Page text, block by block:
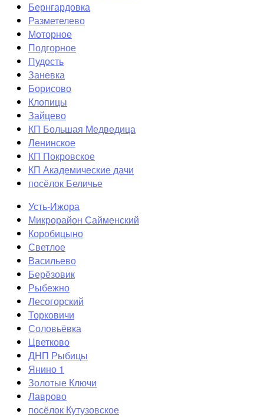
Бернгардовка
Разметелево
Моторное
Подгорное
Пудость
Заневка
Борисово
Клопицы
Зайцево
КП Большая Медведица
Ленинское
КП Покровское
КП Академические дачи
посёлок Беличье
Усть-Ижора
Микрорайон Сайменский
Коробицыно
Светлое
Васильево
Берёзовик
Рыбежно
Лесогорский
Торковичи
Соловьёвка
Цветково
ДНП Рыбицы
Янино 1
Золотые Ключи
Лаврово
посёлок Кутузовское